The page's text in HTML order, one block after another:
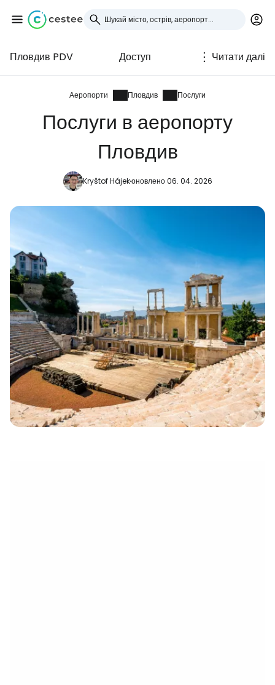
Пловдив PDV Доступ Читати далі
Аеропорти Пловдив Послуги
Послуги в аеропорту
Пловдив
Kryštof Hájekоновлено 06. 04. 2026
Увійдіть до Cestee
... світова туристична спільнота
Продовжуйте з Google
Продовжуйте у Facebook
Продовжити з email